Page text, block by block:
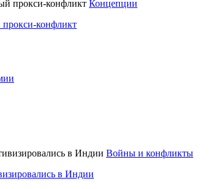
Концепции
прокси-конфликт
Войны и конфликты
в Индии